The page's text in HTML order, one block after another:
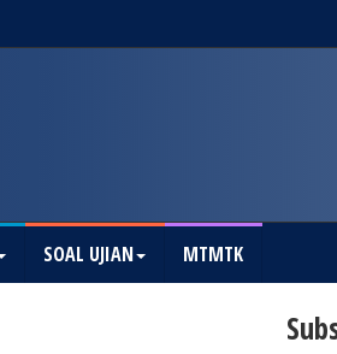
SOAL UJIAN MTMTK